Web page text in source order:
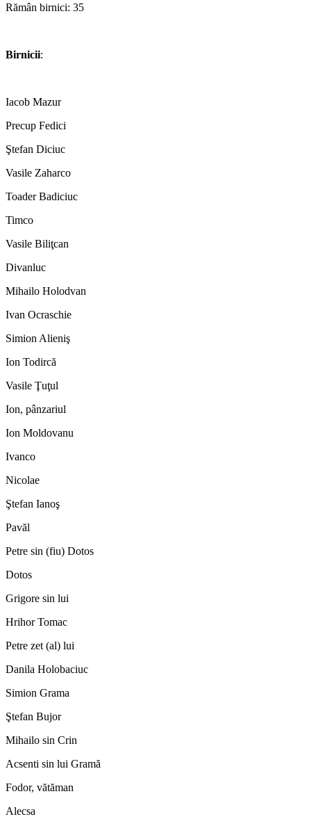
Rămân birnici: 35
Birnicii:
Iacob Mazur
Precup Fedici
Ştefan Diciuc
Vasile Zaharco
Toader Badiciuc
Timco
Vasile Biliţcan
Divanluc
Mihailo Holodvan
Ivan Ocraschie
Simion Alieniş
Ion Todircă
Vasile Ţuţul
Ion, pânzariul
Ion Moldovanu
Ivanco
Nicolae
Ştefan Ianoş
Pavăl
Petre sin (fiu) Dotos
Dotos
Grigore sin lui
Hrihor Tomac
Petre zet (al) lui
Danila Holobaciuc
Simion Grama
Ştefan Bujor
Mihailo sin Crin
Acsenti sin lui Gramă
Fodor, vătăman
Alecsa